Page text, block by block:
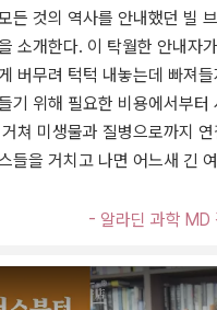
든 것의 역사를 안내했던 빌
소개한다. 이 탁월한 안내자
버무려 턱턱 내놓는데 빠져
기 위해 필요한 비용에서부터
쳐 미생물과 질병으로까지
들을 거치고 나면 어느새 긴
- 알라딘 과학